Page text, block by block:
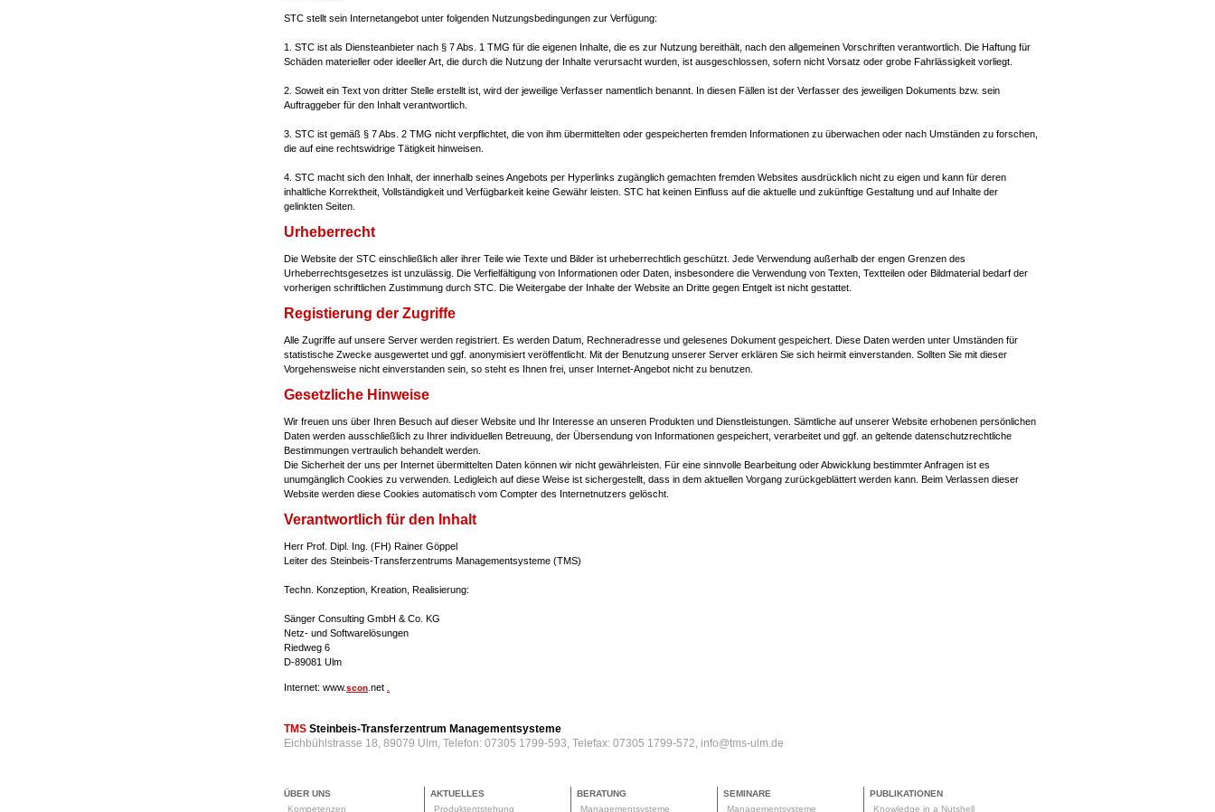
STC stellt sein Internetangebot unter folgenden Nutzungsbedingungen zur Verfügung:
1. STC ist als Diensteanbieter nach § 7 Abs. 1 TMG für die eigenen Inhalte, die es zur Nutzung bereithält, nach den allgemeinen Vorschriften verantwortlich. Die Haftung für
Schäden materieller oder ideeller Art, die durch die Nutzung der Inhalte verursacht wurden, ist ausgeschlossen, sofern nicht Vorsatz oder grobe Fahrlässigkeit vorliegt.
2. Soweit ein Text von dritter Stelle erstellt ist, wird der jeweilige Verfasser namentlich benannt. In diesen Fällen ist der Verfasser des jeweiligen Dokuments bzw. sein
Auftraggeber für den Inhalt verantwortlich.
3. STC ist gemäß § 7 Abs. 2 TMG nicht verpflichtet, die von ihm übermittelten oder gespeicherten fremden Informationen zu überwachen oder nach Umständen zu forschen,
die auf eine rechtswidrige Tätigkeit hinweisen.
4. STC macht sich den Inhalt, der innerhalb seines Angebots per Hyperlinks zugänglich gemachten fremden Websites ausdrücklich nicht zu eigen und kann für deren
inhaltliche Korrektheit, Vollständigkeit und Verfügbarkeit keine Gewähr leisten. STC hat keinen Einfluss auf die aktuelle und zukünftige Gestaltung und auf Inhalte der
gelinkten Seiten.
Urheberrecht
Die Website der STC einschließlich aller ihrer Teile wie Texte und Bilder ist urheberrechtlich geschützt. Jede Verwendung außerhalb der engen Grenzen des
Urheberrechtsgesetzes ist unzulässig. Die Verfielfältigung von Informationen oder Daten, insbesondere die Verwendung von Texten, Textteilen oder Bildmaterial bedarf der
vorherigen schriftlichen Zustimmung durch STC. Die Weitergabe der Inhalte der Website an Dritte gegen Entgelt ist nicht gestattet.
Registierung der Zugriffe
Alle Zugriffe auf unsere Server werden registriert. Es werden Datum, Rechneradresse und gelesenes Dokument gespeichert. Diese Daten werden unter Umständen für
statistische Zwecke ausgewertet und ggf. anonymisiert veröffentlicht. Mit der Benutzung unserer Server erklären Sie sich heirmit einverstanden. Sollten Sie mit dieser
Vorgehensweise nicht einverstanden sein, so steht es Ihnen frei, unser Internet-Angebot nicht zu benutzen.
Gesetzliche Hinweise
Wir freuen uns über Ihren Besuch auf dieser Website und Ihr Interesse an unseren Produkten und Dienstleistungen. Sämtliche auf unserer Website erhobenen persönlichen
Daten werden ausschließlich zu Ihrer individuellen Betreuung, der Übersendung von Informationen gespeichert, verarbeitet und ggf. an geltende datenschutzrechtliche
Bestimmungen vertraulich behandelt werden.
Die Sicherheit der uns per Internet übermittelten Daten können wir nicht gewährleisten. Für eine sinnvolle Bearbeitung oder Abwicklung bestimmter Anfragen ist es
unumgänglich Cookies zu verwenden. Ledigleich auf diese Weise ist sichergestellt, dass in dem aktuellen Vorgang zurückgeblättert werden kann. Beim Verlassen dieser
Website werden diese Cookies automatisch vom Compter des Internetnutzers gelöscht.
Verantwortlich für den Inhalt
Herr Prof. Dipl. Ing. (FH) Rainer Göppel
Leiter des Steinbeis-Transferzentrums Managementsysteme (TMS)
Techn. Konzeption, Kreation, Realisierung:
Sänger Consulting GmbH & Co. KG
Netz- und Softwarelösungen
Riedweg 6
D-89081 Ulm
Internet: www.scon .net
TMS Steinbeis-Transferzentrum Managementsysteme
Eichbühlstrasse 18, 89079 Ulm, Telefon: 07305 1799-593, Telefax: 07305 1799-572, info@tms-ulm.de
ÜBER UNS
Kompetenzen
AKTUELLES
Produktentstehung
BERATUNG
Managementsysteme
SEMINARE
Managementsysteme
PUBLIKATIONEN
Knowledge in a Nutshell